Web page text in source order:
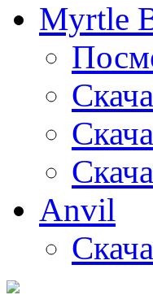
Myrtle
Anvil